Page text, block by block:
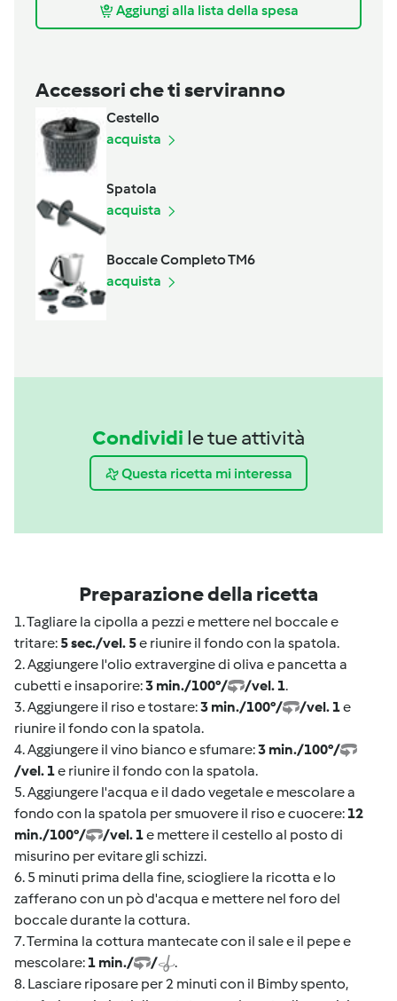
Aggiungi alla lista della spesa
Accessori che ti serviranno
Cestello
acquista
Spatola
acquista
Boccale Completo TM6
acquista
Condividi le tue attività
Questa ricetta mi interessa
Preparazione della ricetta
1. Tagliare la cipolla a pezzi e mettere nel boccale e
tritare: 5 sec./vel. 5e riunire il fondo con la spatola.
2. Aggiungere l'olio extravergine di oliva e pancetta a
cubetti e insaporire:3 min./100°/ /vel. 1.
3. Aggiungere il riso e tostare:3 min./100°/ /vel. 1e
riunire il fondo con la spatola.
4. Aggiungere il vino bianco e sfumare:3 min./100°/
/vel. 1e riunire il fondo con la spatola.
5. Aggiungere l'acqua e il dado vegetale e mescolare a
fondo con la spatola per smuovere il riso e cuocere: 12
min./100°/
/vel. 1e mettere il cestello al posto di
misurino per evitare gli schizzi.
6. 5 minuti prima della fine, sciogliere la ricotta e lo
zafferano con un pò d'acqua e mettere nel foro del
boccale durante la cottura.
7. Termina la cottura mantecate con il sale e il pepe e
mescolare: 1 min./ /
.
8. Lasciare riposare per 2 minuti con il Bimby spento,